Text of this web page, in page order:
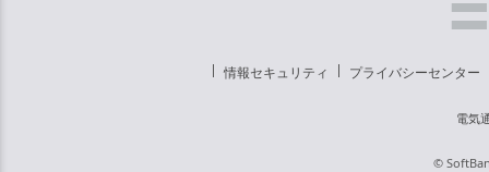
情報セキュリティ プライバシーセンター
電気
©